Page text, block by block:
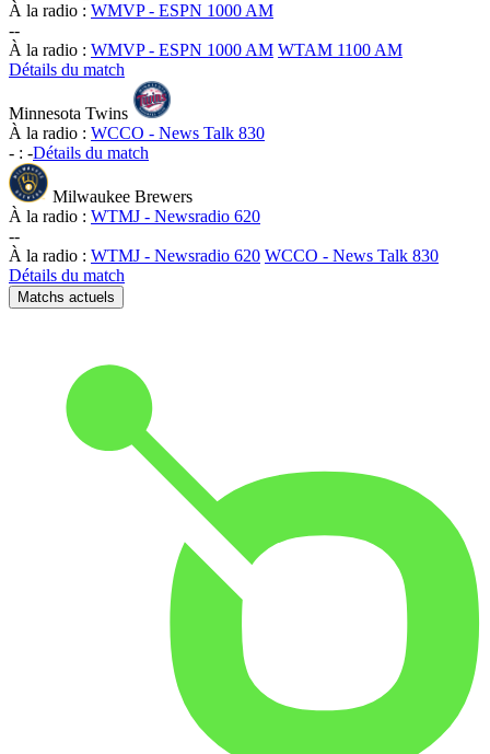
À la radio : WMVP - ESPN 1000 AM
--
À la radio : WMVP - ESPN 1000 AM WTAM 1100 AM
Détails du match
Minnesota Twins
À la radio : WCCO - News Talk 830
- : -Détails du match
Milwaukee Brewers
À la radio : WTMJ - Newsradio 620
--
À la radio : WTMJ - Newsradio 620 WCCO - News Talk 830
Détails du match
Matchs actuels